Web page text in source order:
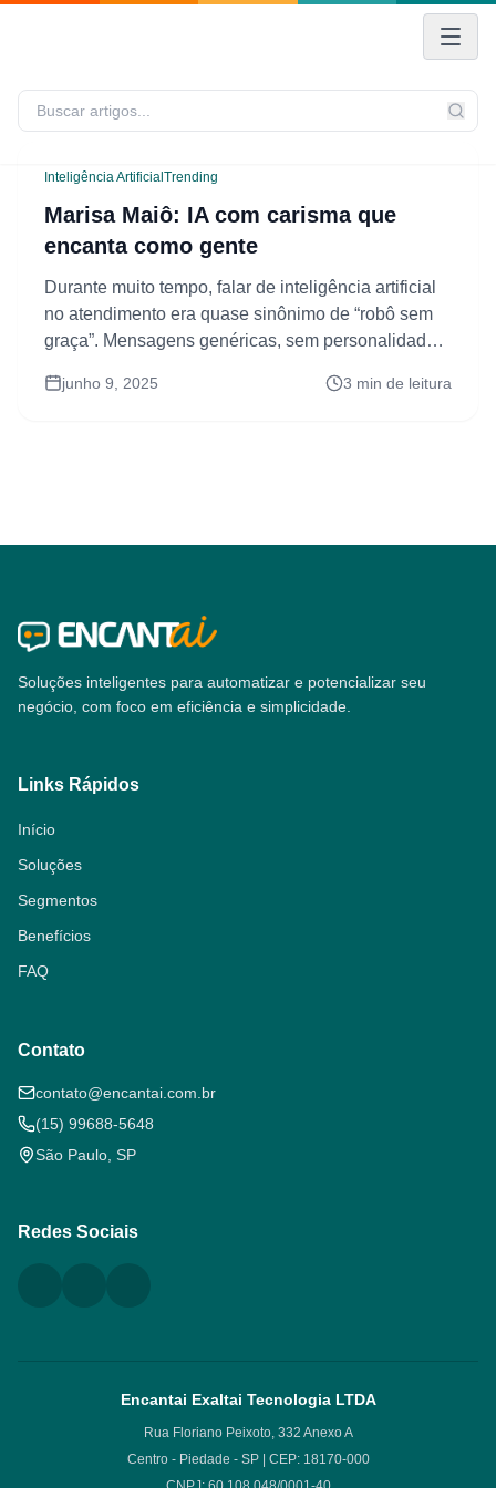
Inteligência Artificial Trending
Marisa Maiô: IA com carisma que
encanta como gente
Durante muito tempo, falar de inteligência artificial
no atendimento era quase sinônimo de “robô sem
graça”. Mensagens genéricas, sem personalidade,
aproxima. Mas e se a IA pudesse vender com
junho 9, 2025 3 min de leitura
Soluções inteligentes para automatizar e potencializar seu
negócio, com foco em eficiência e simplicidade.
Links Rápidos
Início
Soluções
Segmentos
Benefícios
FAQ
Contato
contato@encantai.com.br
(15) 99688-5648
São Paulo, SP
Redes Sociais
Encantai Exaltai Tecnologia LTDA
Rua Floriano Peixoto, 332 Anexo A
Centro - Piedade - SP | CEP: 18170-000